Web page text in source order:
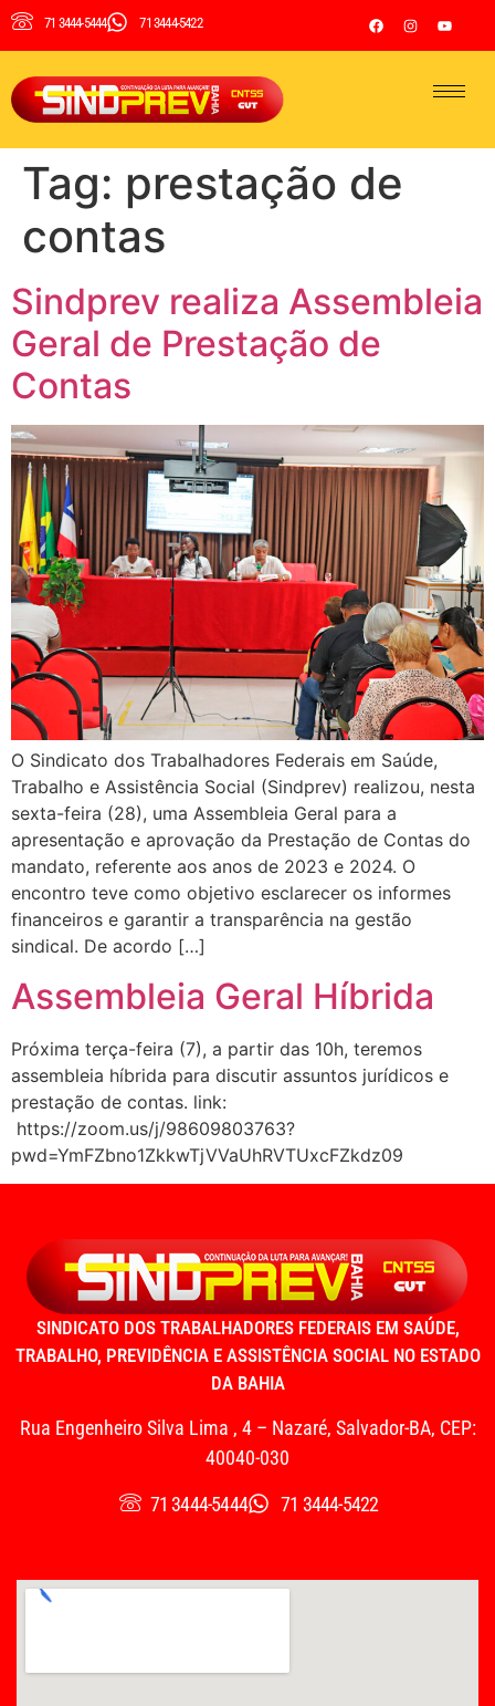
71 3444-5444 71 3444-5422
Tag: prestação de
contas
Sindprev realiza Assembleia
Geral de Prestação de
Contas
O Sindicato dos Trabalhadores Federais em Saúde,
Trabalho e Assistência Social (Sindprev) realizou, nesta
sexta-feira (28), uma Assembleia Geral para a
apresentação e aprovação da Prestação de Contas do
mandato, referente aos anos de 2023 e 2024. O
encontro teve como objetivo esclarecer os informes
financeiros e garantir a transparência na gestão
sindical. De acordo […]
Assembleia Geral Híbrida
Próxima terça-feira (7), a partir das 10h, teremos
assembleia híbrida para discutir assuntos jurídicos e
prestação de contas. link:
https://zoom.us/j/98609803763?
pwd=YmFZbno1ZkkwTjVVaUhRVTUxcFZkdz09
SINDICATO DOS TRABALHADORES FEDERAIS EM SAÚDE,
TRABALHO, PREVIDÊNCIA E ASSISTÊNCIA SOCIAL NO ESTADO
DA BAHIA
Rua Engenheiro Silva Lima , 4 – Nazaré, Salvador-BA, CEP:
40040-030
71 3444-5444
71 3444-5422